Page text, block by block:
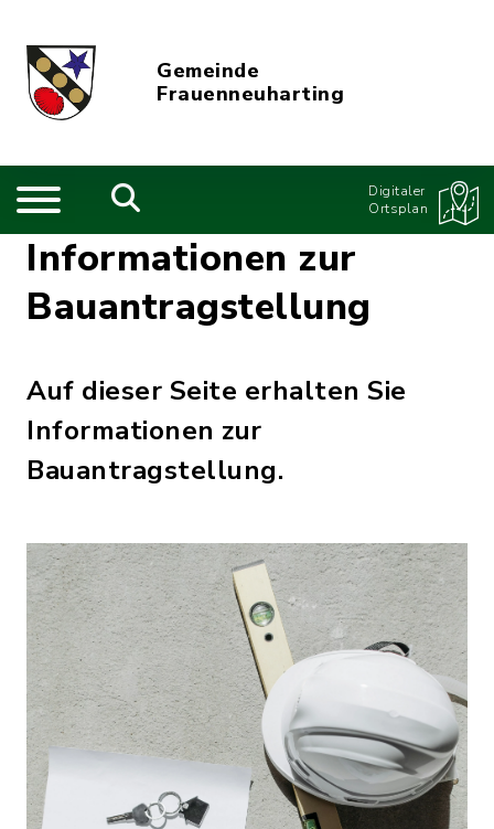
Gemeinde
Frauenneuharting
Digitaler
Ortsplan
Informationen zur
Bauantragstellung
Auf dieser Seite erhalten Sie
Informationen zur
Bauantragstellung.